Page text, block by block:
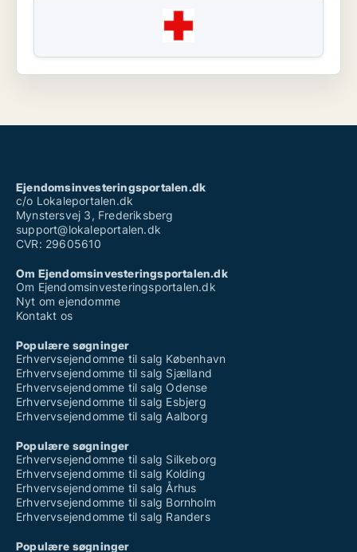
Ejendomsinvesteringsportalen.dk
c/o Lokaleportalen.dk
Mynstersvej 3, Frederiksberg
support@lokaleportalen.dk
CVR: 29605610
Om Ejendomsinvesteringsportalen.dk
Om Ejendomsinvesteringsportalen.dk
Nyt om ejendomme
Kontakt os
Populære søgninger
Erhvervsejendomme til salg København
Erhvervsejendomme til salg Sjælland
Erhvervsejendomme til salg Odense
Erhvervsejendomme til salg Esbjerg
Erhvervsejendomme til salg Aalborg
Populære søgninger
Erhvervsejendomme til salg Silkeborg
Erhvervsejendomme til salg Kolding
Erhvervsejendomme til salg Århus
Erhvervsejendomme til salg Bornholm
Erhvervsejendomme til salg Randers
Populære søgninger